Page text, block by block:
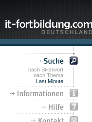
nach Stichwort
nach Thema
Last Minute